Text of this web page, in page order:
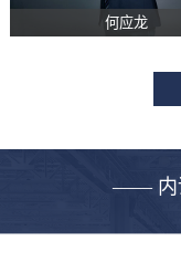
何应龙
—— 内